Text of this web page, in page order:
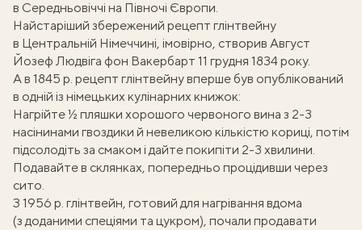
в Середньовіччі на Півночі Європи.
Найстаріший збережений рецепт глінтвейну
в Центральній Німеччині, імовірно, створив Август
Йозеф Людвіга фон Вакербарт 11 грудня 1834 року.
А в 1845 р. рецепт глінтвейну вперше був опублікований
в одній із німецьких кулінарних книжок:
Нагрійте ½ пляшки хорошого червоного вина з 2-3
насінинами гвоздики й невеликою кількістю кориці, потім
підсолодіть за смаком і дайте покипіти 2-3 хвилини.
Подавайте в склянках, попередньо процідивши через
сито.
З 1956 р. глінтвейн, готовий для нагрівання вдома
(з доданими спеціями та цукром), почали продавати